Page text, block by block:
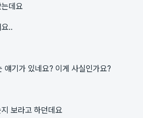
데요
..
얘기가 있네요? 이게 사실인가요?
보라고 하던데요